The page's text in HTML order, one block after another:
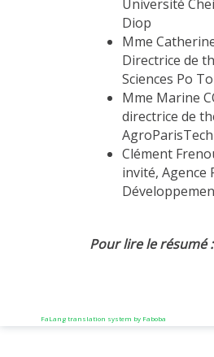
Université
Diop
Mme
Directrice de
Sciences Po
Mme Marine
directrice de
AgroParisTech
Clément
invité, Agence
Pour lire le résumé :
FaLang translation system by Faboba